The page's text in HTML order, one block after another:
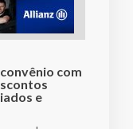
com
e